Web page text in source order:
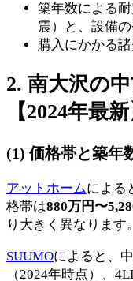
築年数による
震）と、設備
購入にかかる
2. 南大沢の
【2024年最新
(1) 価格帯と築年
アットホームによる
格帯は880万円〜
り大きく異なります。
SUUMOによると、
（2024年時点）、